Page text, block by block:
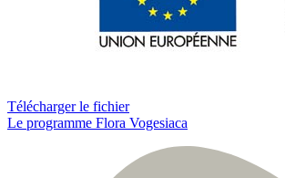
Télécharger le fichier
Le programme Flora Vogesiaca